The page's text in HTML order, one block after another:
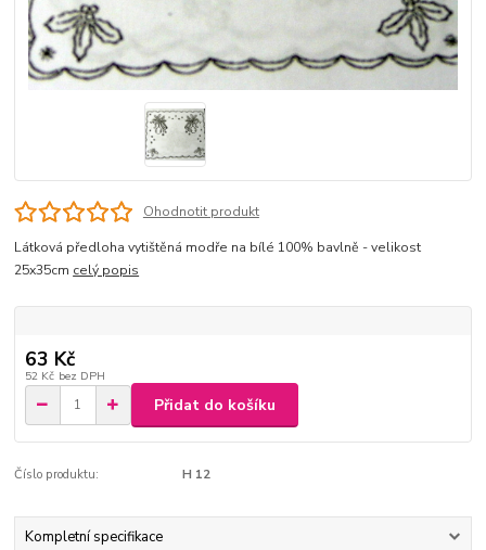
Ohodnotit produkt
Látková předloha vytištěná modře na bílé 100% bavlně - velikost
25x35cm celý popis
63 Kč
52 Kč bez DPH
Přidat do košíku
Číslo produktu: H 12
Kompletní specifikace